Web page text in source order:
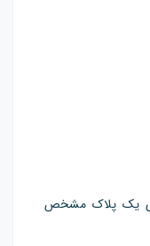
یک پلاک مشخص